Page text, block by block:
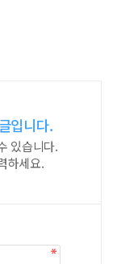
입니다.
있습니다.
하세요.